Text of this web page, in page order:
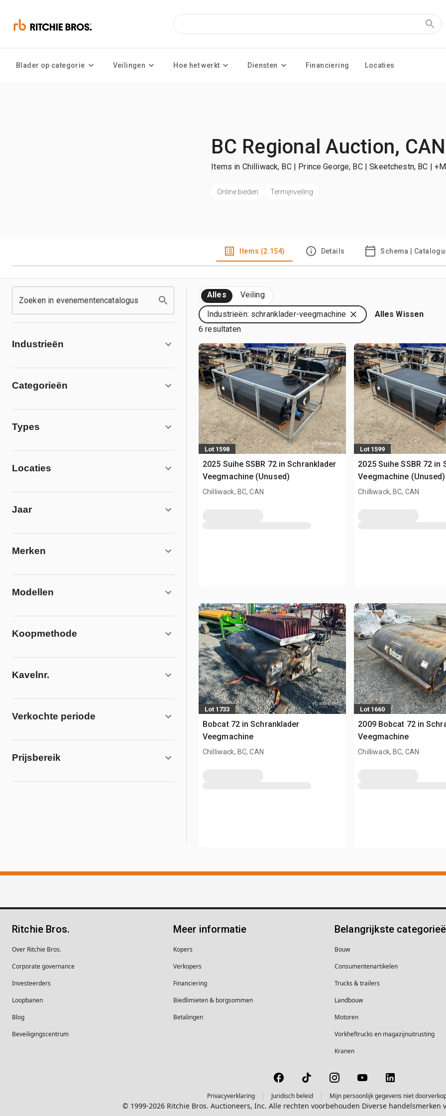
Blader op categorie Veilingen Hoe het werkt Diensten Financiering Locaties
BC Regional Auction, CAN
Items in Chilliwack, BC | Prince George, BC | Skeetchestn, BC |
Online bieden Termijnveiling
Items (2.154) Details Schema |
Zoeken in evenementencatalogus
Industrieën
Categorieën
Types
Locaties
Jaar
Merken
Modellen
Koopmethode
Kavelnr.
Verkochte periode
Prijsbereik
Alles Veiling
Industrieën: schranklader-veegmachine
Alles Wissen
6 resultaten
Lot 1598
2025 Suihe SSBR 72 in Schranklader
Veegmachine (Unused)
Chilliwack, BC, CAN
Lot 1599
2025 Suihe SSBR 72 in
Veegmachine (Unused)
Chilliwack, BC, CAN
Lot 1733
Bobcat 72 in Schranklader
Veegmachine
Chilliwack, BC, CAN
Lot 1660
2009 Bobcat 72 in
Veegmachine
Chilliwack, BC, CAN
Ritchie Bros.
Over Ritchie Bros.
Corporate governance
Investeerders
Loopbanen
Blog
Beveiligingscentrum
Meer informatie
Kopers
Verkopers
Financiering
Biedlimieten & borgsommen
Betalingen
Belangrijkste
Bouw
Consumentenartikelen
Trucks & trailers
Landbouw
Motoren
Vorkheftrucks en magazijnuitrusting
Kranen
Privacyverklaring Juridisch beleid Mijn persoonlijk gegevens niet
© 1999-2026 Ritchie Bros. Auctioneers, Inc. Alle rechten voorbehouden Diverse handelsmerken